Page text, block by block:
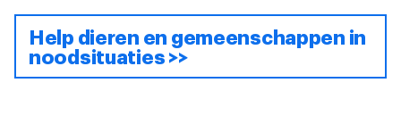
Help dieren en gemeenschappen in
noodsituaties >>